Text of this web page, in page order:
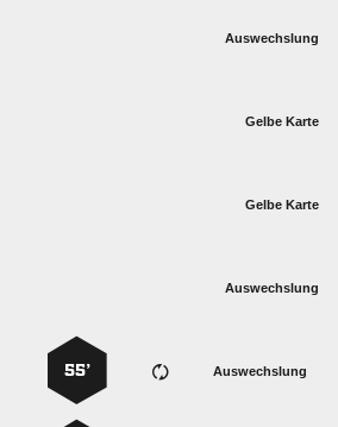
Auswechslung
Gelbe Karte
Gelbe Karte
Auswechslung
Auswechslung
55’